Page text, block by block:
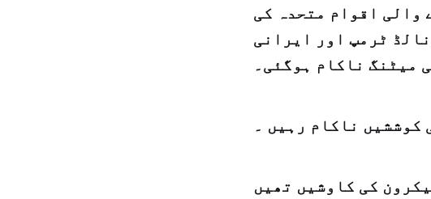
والی اقوام متحدہ کی
ٹرمپ اور ایرانی
میٹنگ ناکام ہوگئی۔
کوششیں ناکام رہیں ۔
کی کاوشیں تھیں